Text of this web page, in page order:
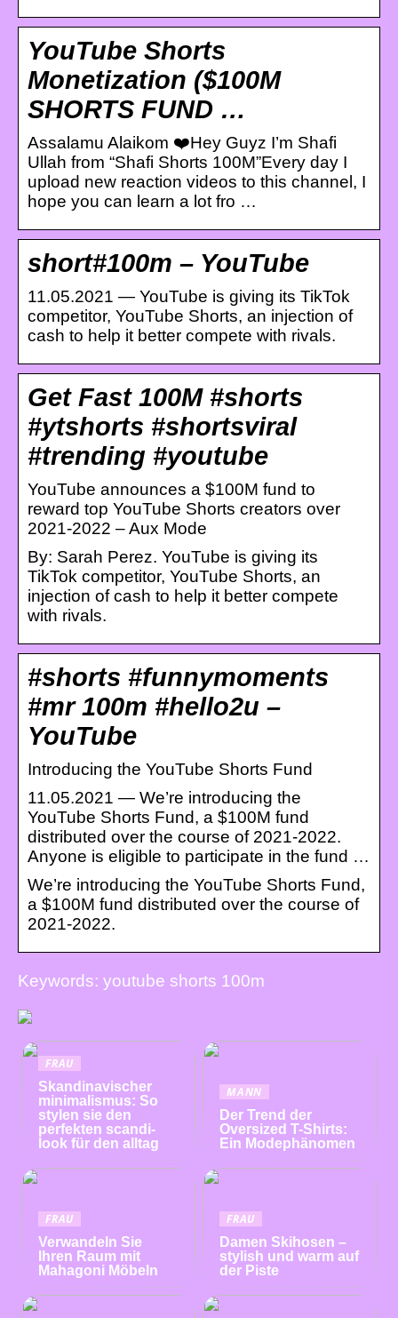
YouTube Shorts
Monetization ($100M
SHORTS FUND …
Assalamu Alaikom ❤️Hey Guyz I’m Shafi
Ullah from “Shafi Shorts 100M”Every day I
upload new reaction videos to this channel, I
hope you can learn a lot fro …
short#100m – YouTube
11.05.2021 — YouTube is giving its TikTok
competitor, YouTube Shorts, an injection of
cash to help it better compete with rivals.
Get Fast 100M #shorts
#ytshorts #shortsviral
#trending #youtube
YouTube announces a $100M fund to
reward top YouTube Shorts creators over
2021-2022 – Aux Mode
By: Sarah Perez. YouTube is giving its
TikTok competitor, YouTube Shorts, an
injection of cash to help it better compete
with rivals.
#shorts #funnymoments
#mr 100m #hello2u –
YouTube
Introducing the YouTube Shorts Fund
11.05.2021 — We’re introducing the
YouTube Shorts Fund, a $100M fund
distributed over the course of 2021-2022.
Anyone is eligible to participate in the fund …
We’re introducing the YouTube Shorts Fund,
a $100M fund distributed over the course of
2021-2022.
Keywords: youtube shorts 100m
FRAU
Skandinavischer
minimalismus: So
stylen sie den
perfekten scandi-
look für den alltag
MANN
Der Trend der
Oversized T-Shirts:
Ein Modephänomen
FRAU
Verwandeln Sie
Ihren Raum mit
Mahagoni Möbeln
FRAU
Damen Skihosen –
stylish und warm auf
der Piste